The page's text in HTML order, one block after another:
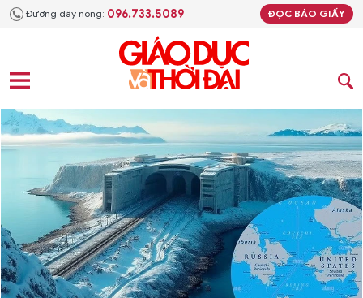
Đường dây nóng: 096.733.5089 ĐỌC BÁO GIẤY